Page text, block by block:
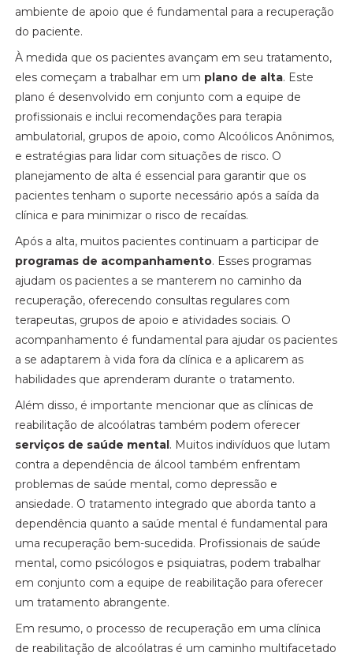
ambiente de apoio que é fundamental para a recuperação
do paciente.
À medida que os pacientes avançam em seu tratamento,
eles começam a trabalhar em um plano de alta. Este
plano é desenvolvido em conjunto com a equipe de
profissionais e inclui recomendações para terapia
ambulatorial, grupos de apoio, como Alcoólicos Anônimos,
e estratégias para lidar com situações de risco. O
planejamento de alta é essencial para garantir que os
pacientes tenham o suporte necessário após a saída da
clínica e para minimizar o risco de recaídas.
Após a alta, muitos pacientes continuam a participar de
programas de acompanhamento. Esses programas
ajudam os pacientes a se manterem no caminho da
recuperação, oferecendo consultas regulares com
terapeutas, grupos de apoio e atividades sociais. O
acompanhamento é fundamental para ajudar os pacientes
a se adaptarem à vida fora da clínica e a aplicarem as
habilidades que aprenderam durante o tratamento.
Além disso, é importante mencionar que as clínicas de
reabilitação de alcoólatras também podem oferecer
serviços de saúde mental. Muitos indivíduos que lutam
contra a dependência de álcool também enfrentam
problemas de saúde mental, como depressão e
ansiedade. O tratamento integrado que aborda tanto a
dependência quanto a saúde mental é fundamental para
uma recuperação bem-sucedida. Profissionais de saúde
mental, como psicólogos e psiquiatras, podem trabalhar
em conjunto com a equipe de reabilitação para oferecer
um tratamento abrangente.
Em resumo, o processo de recuperação em uma clínica
de reabilitação de alcoólatras é um caminho multifacetado